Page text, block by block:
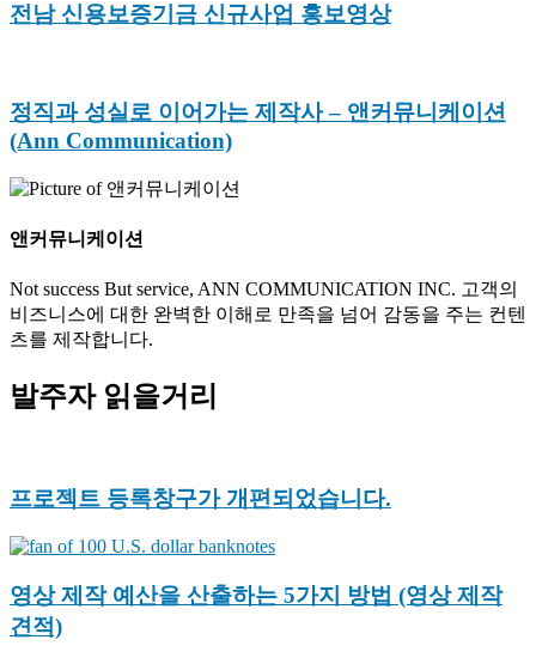
전남 신용보증기금 신규사업 홍보영상
정직과 성실로 이어가는 제작사 – 앤커뮤니케이션
(Ann Communication)
앤커뮤니케이션
Not success But service, ANN COMMUNICATION INC. 고객의
비즈니스에 대한 완벽한 이해로 만족을 넘어 감동을 주는 컨텐
츠를 제작합니다.
발주자 읽을거리
프로젝트 등록창구가 개편되었습니다.
영상 제작 예산을 산출하는 5가지 방법 (영상 제작
견적)